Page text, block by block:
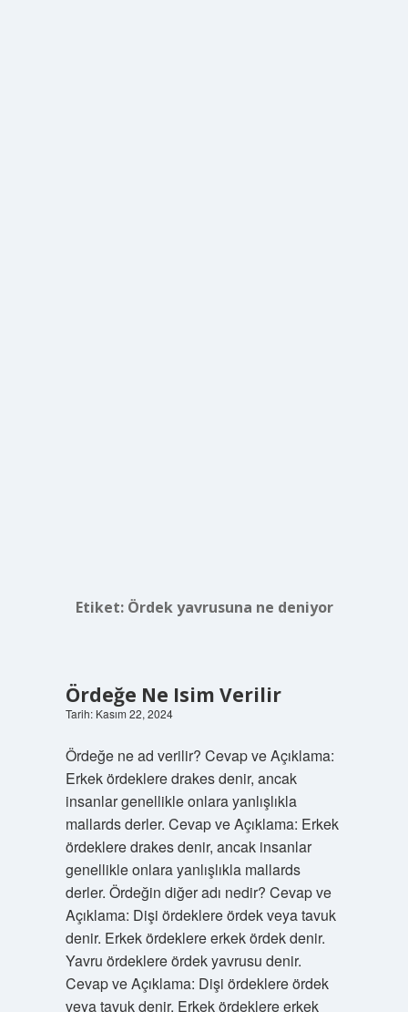
Etiket: Ördek yavrusuna ne deniyor
Ördeğe Ne Isim Verilir
Tarih: Kasım 22, 2024
Ördeğe ne ad verilir? Cevap ve Açıklama:
Erkek ördeklere drakes denir, ancak
insanlar genellikle onlara yanlışlıkla
mallards derler. Cevap ve Açıklama: Erkek
ördeklere drakes denir, ancak insanlar
genellikle onlara yanlışlıkla mallards
derler. Ördeğin diğer adı nedir? Cevap ve
Açıklama: Dişi ördeklere ördek veya tavuk
denir. Erkek ördeklere erkek ördek denir.
Yavru ördeklere ördek yavrusu denir.
Cevap ve Açıklama: Dişi ördeklere ördek
veya tavuk denir. Erkek ördeklere erkek